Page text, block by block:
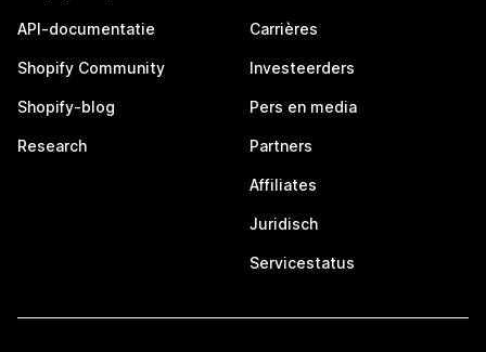
API-documentatie
Shopify Community
Shopify-blog
Research
Carrières
Investeerders
Pers en media
Partners
Affiliates
Juridisch
Servicestatus